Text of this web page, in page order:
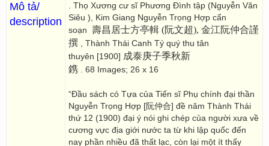
Mô tả/
description
. Thọ Xương cư sĩ Phương Đình tập (Nguyễn Văn
Siêu ), Kim Giang Nguyễn Trọng Hợp cẩn
soạn 壽昌居士方亭輯 (阮文超), 金江阮仲合謹
撰 , Thành Thái Canh Tý quý thu tân
thuyên [1900] 成泰庚子季秋新
鎸 . 68 Images; 26 x 16
“Đầu sách có Tựa của Tiến sĩ Phụ chính đại thần
Nguyễn Trọng Hợp [阮仲合] đề năm Thành Thái
thứ 12 (1900) đại ý nói ghi chép của người xưa về
cương vực địa giới nước ta từ khi lập quốc đến
nay phần nhiều đã thất lạc, còn lại một ít thấy